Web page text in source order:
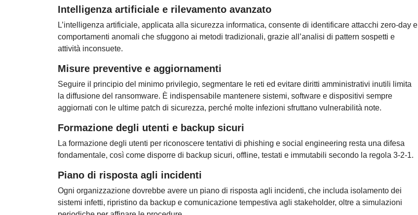
Intelligenza artificiale e rilevamento avanzato
L’intelligenza artificiale, applicata alla sicurezza informatica, consente di identificare attacchi zero-day e
comportamenti anomali che sfuggono ai metodi tradizionali, grazie all’analisi di pattern sospetti e
attività inconsuete.
Misure preventive e aggiornamenti
Seguire il principio del minimo privilegio, segmentare le reti ed evitare diritti amministrativi inutili limita
la diffusione del ransomware. È indispensabile mantenere sistemi, software e dispositivi sempre
aggiornati con le ultime patch di sicurezza, perché molte infezioni sfruttano vulnerabilità note.
Formazione degli utenti e backup sicuri
La formazione degli utenti per riconoscere tentativi di phishing e social engineering resta una difesa
fondamentale, così come disporre di backup sicuri, offline, testati e immutabili secondo la regola 3-2-1.
Piano di risposta agli incidenti
Ogni organizzazione dovrebbe avere un piano di risposta agli incidenti, che includa isolamento dei
sistemi infetti, ripristino da backup e comunicazione tempestiva agli stakeholder, oltre a simulazioni